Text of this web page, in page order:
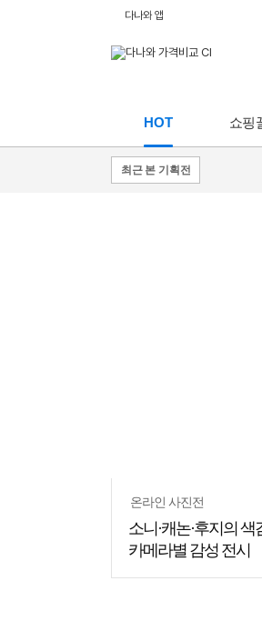
다나와 앱
HOT 쇼핑
최근 본 기획전
온라인 사진전
소니·캐논·후지의 색
카메라별 감성 전시